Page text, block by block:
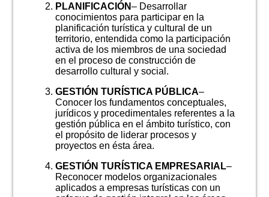
PLANIFICACIÓN– Desarrollar
conocimientos para participar en la
planificación turística y cultural de un
territorio, entendida como la participación
activa de los miembros de una sociedad
en el proceso de construcción de
desarrollo cultural y social.
GESTIÓN TURÍSTICA PÚBLICA–
Conocer los fundamentos conceptuales,
jurídicos y procedimentales referentes a la
gestión pública en el ámbito turístico, con
el propósito de liderar procesos y
proyectos en ésta área.
GESTIÓN TURÍSTICA EMPRESARIAL–
Reconocer modelos organizacionales
aplicados a empresas turísticas con un